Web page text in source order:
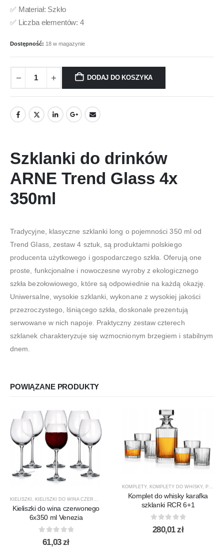
✅ Materiał: Szkło
✅ Liczba elementów: 4
Dostępność: 18 w magazynie
DODAJ DO KOSZYKA
Szklanki do drinków
ARNE Trend Glass 4x
350ml
Tradycyjne, klasyczne szklanki long o pojemności 350 ml od
Trend Glass, zestaw 4 sztuk, są produktami polskiego
producenta użytkowego i gospodarczego szkła. Oferują one
proste, funkcjonalne i nowoczesne wyroby z ekologicznego
szkła bezołowiowego, które są odpowiednie na każdą okazję.
Uniwersalne, wysokie szklanki, wykonane z wysokiej jakości
przezroczystego, lśniącego szkła, doskonale prezentują
serwowane w nich napoje. Praktyczny zestaw czterech
szklanek charakteryzuje się wzmocnionym brzegiem i stabilnym
dnem.
POWIĄZANE PRODUKTY
KIELISZKI KIELISZKI DO WINA CZERWONEGO KROSNO GLASS ,PRODUCENCI,PRODUKTY
Kieliszki do wina czerwonego
6x350 ml Venezia
out of 5
61,03zł
KOMPLETY, KOMPLETY DO WHISKY, PREZENTY
Komplet do whisky karafka
szklanki RCR 6+1
0out of 5
280,01zł